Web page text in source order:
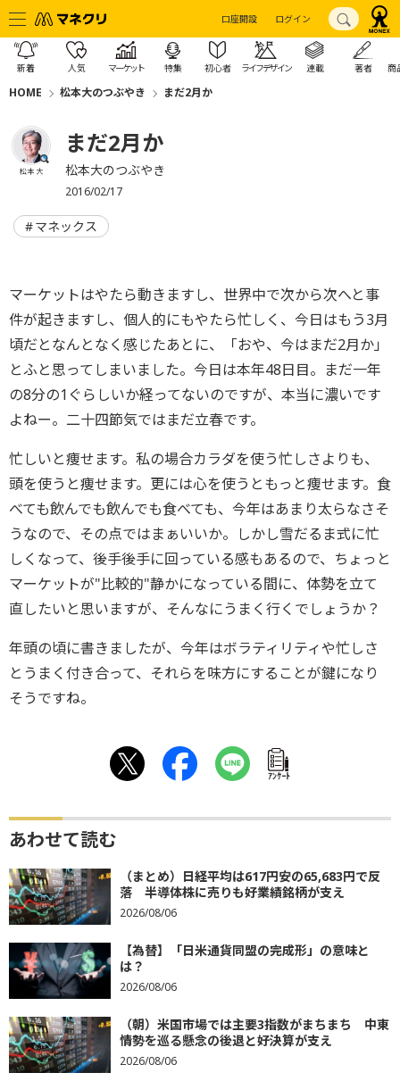
口座開設 ログイン
新着 人気 マーケット 特集 初心者 ライフデザイン 連載 著者 商
HOME 松本大のつぶやき まだ2月か
松本 大
まだ2月か
松本大のつぶやき
2016/02/17
マネックス
マーケットはやたら動きますし、世界中で次から次へと事
件が起きますし、個人的にもやたら忙しく、今日はもう3月
頃だとなんとなく感じたあとに、「おや、今はまだ2月か」
とふと思ってしまいました。今日は本年48日目。まだ一年
の8分の1ぐらしいか経ってないのですが、本当に濃いです
よねー。二十四節気ではまだ立春です。
忙しいと痩せます。私の場合カラダを使う忙しさよりも、
頭を使うと痩せます。更には心を使うともっと痩せます。食
べても飲んでも飲んでも食べても、今年はあまり太らなさそ
うなので、その点ではまぁいいか。しかし雪だるま式に忙
しくなって、後手後手に回っている感もあるので、ちょっと
マーケットが"比較的"静かになっている間に、体勢を立て
直したいと思いますが、そんなにうまく行くでしょうか？
年頭の頃に書きましたが、今年はボラティリティや忙しさ
とうまく付き合って、それらを味方にすることが鍵になり
そうですね。
ｱﾝｹｰﾄ
あわせて読む
（まとめ）日経平均は617円安の65,683円で反
落 半導体株に売りも好業績銘柄が支え
2026/08/06
【為替】「日米通貨同盟の完成形」の意味と
は？
2026/08/06
（朝）米国市場では主要3指数がまちまち 中東
情勢を巡る懸念の後退と好決算が支え
2026/08/06